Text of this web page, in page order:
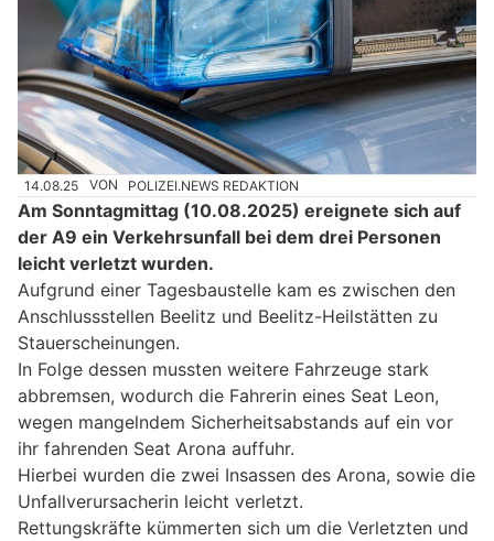
14.08.25 VON POLIZEI.NEWS REDAKTION
Am Sonntagmittag (10.08.2025) ereignete sich auf
der A9 ein Verkehrsunfall bei dem drei Personen
leicht verletzt wurden.
Aufgrund einer Tagesbaustelle kam es zwischen den
Anschlussstellen Beelitz und Beelitz-Heilstätten zu
Stauerscheinungen.
In Folge dessen mussten weitere Fahrzeuge stark
abbremsen, wodurch die Fahrerin eines Seat Leon,
wegen mangelndem Sicherheitsabstands auf ein vor
ihr fahrenden Seat Arona auffuhr.
Hierbei wurden die zwei Insassen des Arona, sowie die
Unfallverursacherin leicht verletzt.
Rettungskräfte kümmerten sich um die Verletzten und